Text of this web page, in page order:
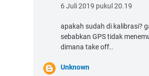
6 Juli 2019 pukul 20.19
apakah sudah di kalibrasi?
sebabkan GPS tidak
dimana take off..
Unknown